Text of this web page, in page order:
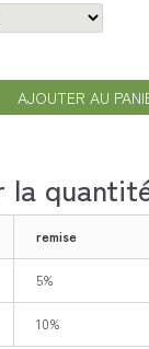
AJOUTER AU
la
remise
5%
10%